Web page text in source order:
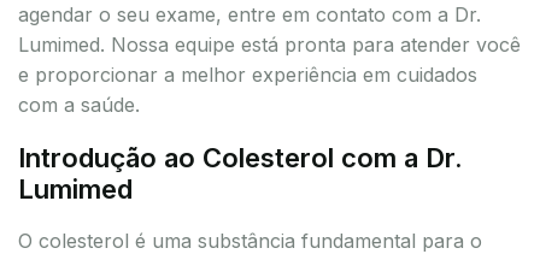
agendar o seu exame, entre em contato com a Dr.
Lumimed. Nossa equipe está pronta para atender você
e proporcionar a melhor experiência em cuidados
com a saúde.
Introdução ao Colesterol com a Dr.
Lumimed
O colesterol é uma substância fundamental para o